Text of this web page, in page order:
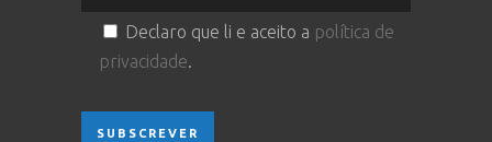
Declaro que li e aceito a política de
privacidade.